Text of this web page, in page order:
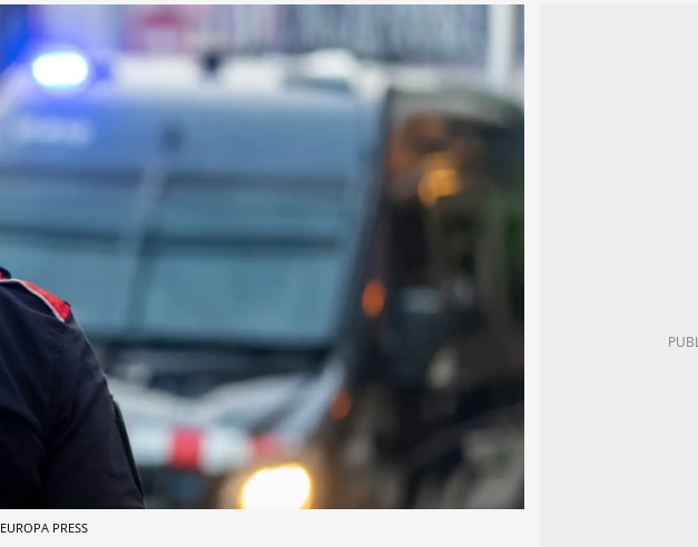
EUROPA PRESS